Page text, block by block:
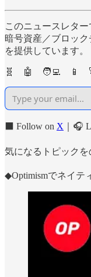
このニュースレタ
暗号資産／ブロッ
を提供しています。
🧬 🤖 🧑‍💻 📱
⬛️ Follow on X ｜🎧
気になるトピック
◆Optimismでネイテ